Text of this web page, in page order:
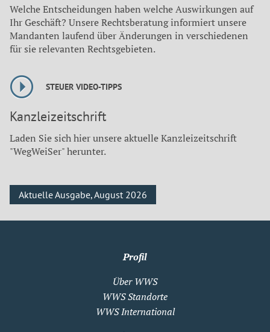
Welche Entscheidungen haben welche Auswirkungen auf
Ihr Geschäft? Unsere Rechtsberatung informiert unsere
Mandanten laufend über Änderungen in verschiedenen
für sie relevanten Rechtsgebieten.
STEUER VIDEO-TIPPS
Kanzleizeitschrift
Laden Sie sich hier unsere aktuelle Kanzleizeitschrift
"WegWeiSer" herunter.
Aktuelle Ausgabe, August 2026
Profil
Über WWS
WWS Standorte
WWS International